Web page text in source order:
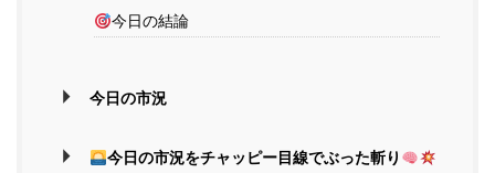
今日の結論
今日の市況
今日の市況をチャッピー目線でぶった斬り